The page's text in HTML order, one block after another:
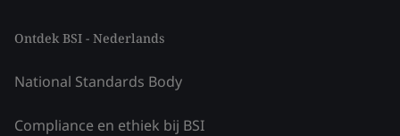
Ontdek BSI - Nederlands
National Standards Body
Compliance en ethiek bij BSI